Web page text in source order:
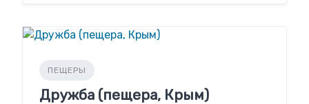
ПЕЩЕРЫ
Дружба (пещера, Крым)